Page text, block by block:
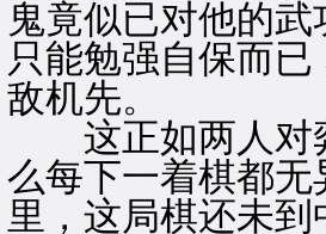
鬼竟似已对他的
只能勉强自保而
敌机先。
这正如两人对弈
么每下一着棋都
里，这局棋还未